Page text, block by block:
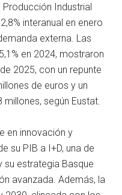
Industrial
interanual en enero
externa. Las
en 2024, mostraron
2025, con un repunte
de euros y un
según Eustat.
en innovación y
su PIB a I+D, una de
su estrategia Basque
avanzada. Además, la